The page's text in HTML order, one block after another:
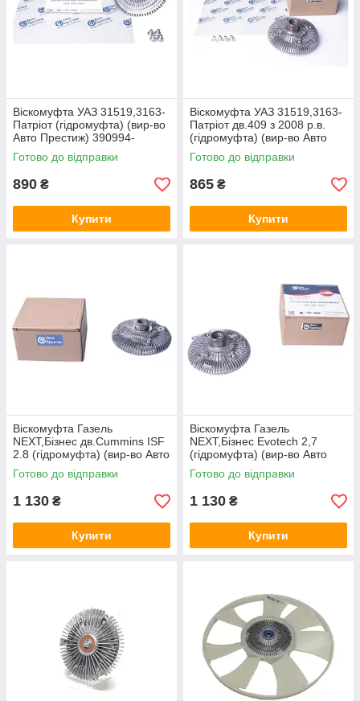
Вiскомуфта УАЗ 31519,3163-
Патрiот (гiдромуфта) (вир-во
Авто Престиж) 390994-
1308008
Готово до відправки
890 ₴
Купити
Вiскомуфта УАЗ 31519,3163-
Патрiот дв.409 з 2008 р.в.
(гiдромуфта) (вир-во Авто
Престиж) 3162-1308070
Готово до відправки
865 ₴
Купити
Вiскомуфта Газель
NEXT,Бiзнес дв.Cummins ISF
2.8 (гiдромуфта) (вир-во Авто
Престиж) 020005181
Готово до відправки
1 130 ₴
Купити
Вiскомуфта Газель
NEXT,Бiзнес Evotech 2,7
(гiдромуфта) (вир-во Авто
Престиж) 020007477
Готово до відправки
1 130 ₴
Купити